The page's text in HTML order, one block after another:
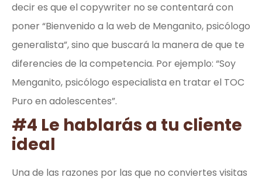
decir es que el copywriter no se contentará con
poner “Bienvenido a la web de Menganito, psicólogo
generalista”, sino que buscará la manera de que te
diferencies de la competencia. Por ejemplo: “Soy
Menganito, psicólogo especialista en tratar el TOC
Puro en adolescentes”.
#4 Le hablarás a tu cliente
ideal
Una de las razones por las que no conviertes visitas